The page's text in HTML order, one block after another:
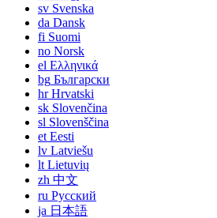
sv Svenska
da Dansk
fi Suomi
no Norsk
el Ελληνικά
bg Български
hrHrvatski
sk Slovenčina
sl Slovenščina
et Eesti
lv Latviešu
lt Lietuvių
zh 中文
ru Русский
ja 日本語